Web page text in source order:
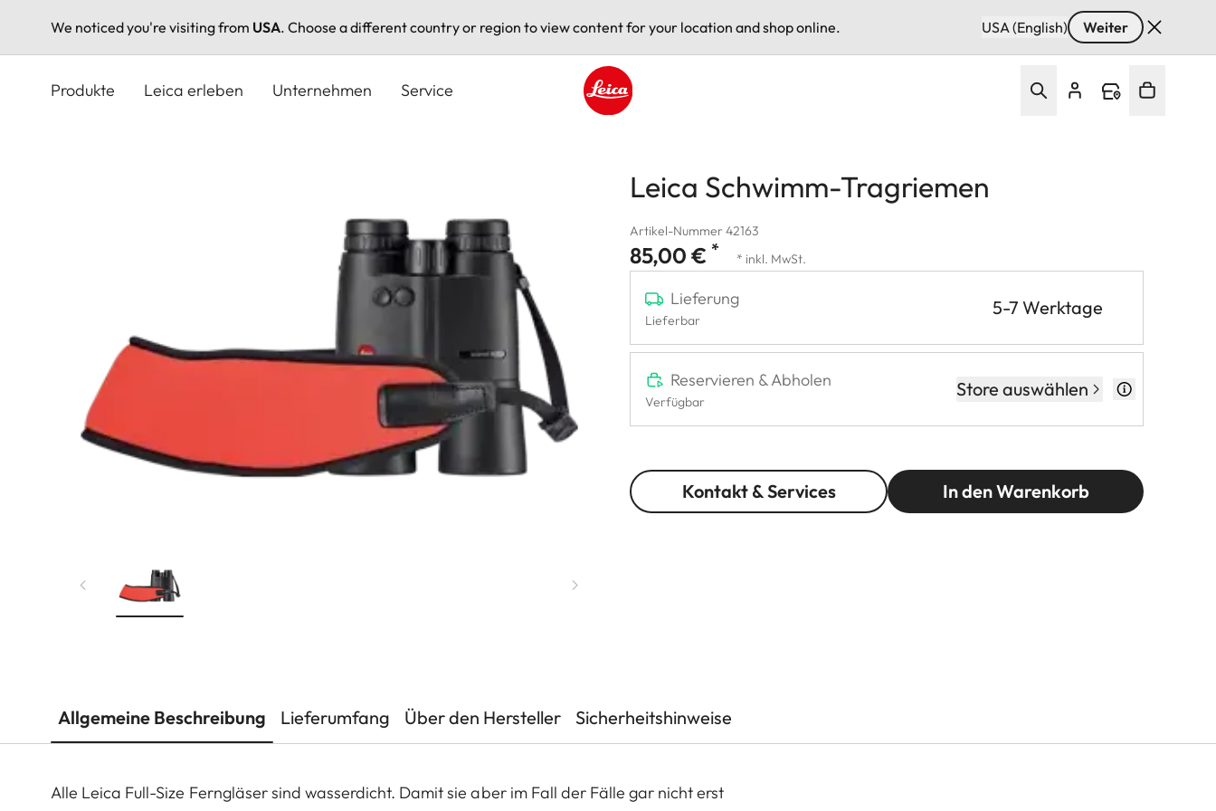
We noticed you're visiting from USA. Choose a different country or region to view content for your location and shop online. USA (English) Weiter
Produkte Leica erleben Unternehmen Service
Leica Schwimm-Tragriemen
Artikel-Nummer 42163
85,00 € * * inkl. MwSt.
Lieferung
Lieferbar
5-7 Werktage
Reservieren & Abholen
Verfügbar
Store auswählen
Kontakt & Services In den Warenkorb
Allgemeine Beschreibung Lieferumfang Über den Hersteller Sicherheitshinweise
Alle Leica Full-Size Ferngläser sind wasserdicht. Damit sie aber im Fall der Fälle gar nicht erst